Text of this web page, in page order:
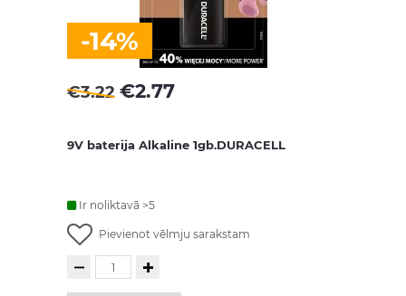
-14%
€3.22 €2.77
9V baterija Alkaline 1gb.DURACELL
Ir noliktavā >5
Pievienot vēlmju sarakstam